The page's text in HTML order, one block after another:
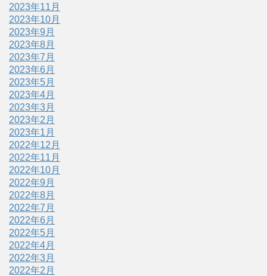
2023年11月
2023年10月
2023年9月
2023年8月
2023年7月
2023年6月
2023年5月
2023年4月
2023年3月
2023年2月
2023年1月
2022年12月
2022年11月
2022年10月
2022年9月
2022年8月
2022年7月
2022年6月
2022年5月
2022年4月
2022年3月
2022年2月